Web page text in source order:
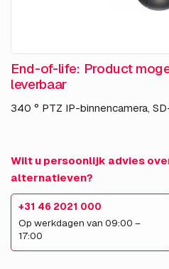
End-of-life: Product
leverbaar
340 ° PTZ IP-binnencamera,
Wilt u persoonlijk advies
alternatieven?
+31 46 2021 000
Op werkdagen van 09:00 –
17:00